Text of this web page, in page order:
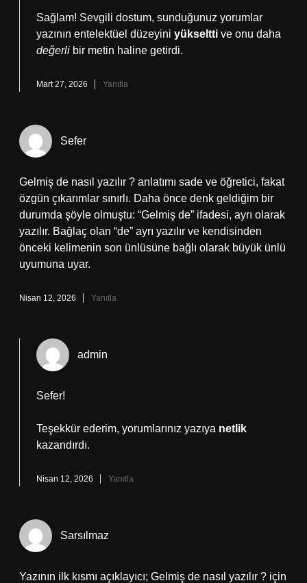
Sağlam! Sevgili dostum, sunduğunuz yorumlar
yazının entelektüel düzeyini yükseltti ve onu daha
değerli bir metin haline getirdi.
Mart 27, 2026 Yanıtla
Sefer
Gelmiş de nasıl yazılır ? anlatımı sade ve öğretici, fakat
özgün çıkarımlar sınırlı. Daha önce denk geldiğim bir
durumda şöyle olmuştu: “Gelmiş de” ifadesi, ayrı olarak
yazılır. Bağlaç olan “de” ayrı yazılır ve kendisinden
önceki kelimenin son ünlüsüne bağlı olarak büyük ünlü
uyumuna uyar.
Nisan 12, 2026 Yanıtla
admin
Sefer!
Teşekkür ederim, yorumlarınız yazıya netlik
kazandırdı.
Nisan 12, 2026 Yanıtla
Sarsılmaz
Yazının ilk kısmı açıklayıcı; Gelmiş de nasıl yazılır ? için